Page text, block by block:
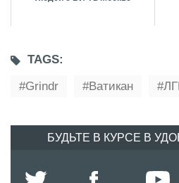
TAGS:
Grindr
Ватикан
БУДЬТЕ В КУРСЕ В